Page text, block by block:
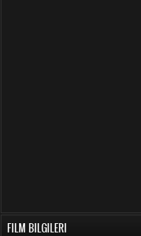
FILM BILGILERI